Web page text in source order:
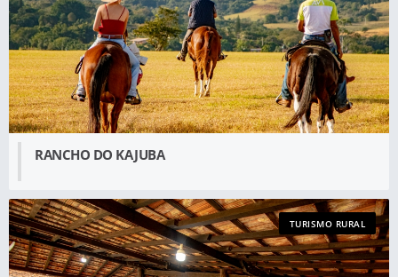
RANCHO DO KAJUBA
TURISMO RURAL